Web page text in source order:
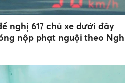
nghị 617 chủ xe dưới đây
nộp phạt nguội theo